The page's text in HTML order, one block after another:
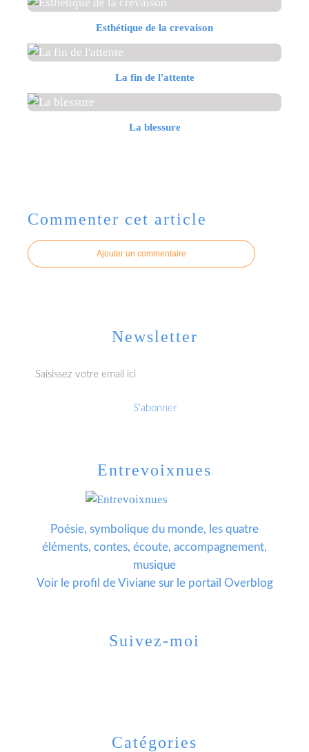
Esthétique de la crevaison
La fin de l'attente
La blessure
Commenter cet article
Ajouter un commentaire
Newsletter
Catégories
Entrevoixnues
Poésie, symbolique du monde, les quatre
éléments, contes, écoute, accompagnement,
musique
Voir le profil deVivianesur le portail Overblog
Suivez-moi